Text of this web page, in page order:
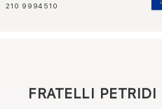
210 9994510
FRATELLI PETRIDI